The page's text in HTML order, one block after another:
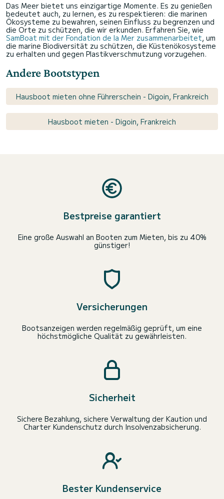
Das Meer bietet uns einzigartige Momente. Es zu genießen
bedeutet auch, zu lernen, es zu respektieren: die marinen
Ökosysteme zu bewahren, seinen Einfluss zu begrenzen und
die Orte zu schützen, die wir erkunden. Erfahren Sie, wie
SamBoat mit der Fondation de la Mer zusammenarbeitet, um
die marine Biodiversität zu schützen, die Küstenökosysteme
zu erhalten und gegen Plastikverschmutzung vorzugehen.
Andere Bootstypen
Hausboot mieten ohne Führerschein - Digoin, Frankreich
Hausboot mieten - Digoin, Frankreich
Bestpreise garantiert
Eine große Auswahl an Booten zum Mieten, bis zu 40%
günstiger!
Versicherungen
Bootsanzeigen werden regelmäßig geprüft, um eine
höchstmögliche Qualität zu gewährleisten.
Sicherheit
Sichere Bezahlung, sichere Verwaltung der Kaution und
Charter Kundenschutz durch Insolvenzabsicherung.
Bester Kundenservice